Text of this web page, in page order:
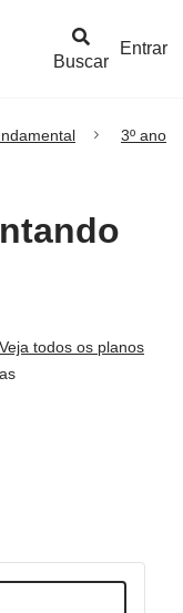
Buscar
Entrar
3º ano
Veja todos os planos